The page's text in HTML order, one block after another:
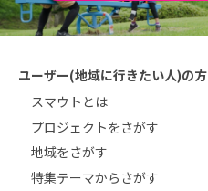
ユーザー(地域に行きたい人)の方
スマウトとは
プロジェクトをさがす
地域をさがす
特集テーマからさがす